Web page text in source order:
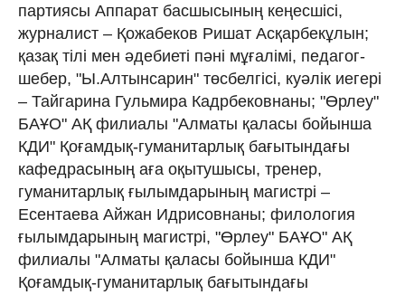
партиясы Аппарат басшысының кеңесшісі,
журналист – Қожабеков Ришат Асқарбекұлын;
қазақ тілі мен әдебиеті пәні мұғалімі, педагог-
шебер, "Ы.Алтынсарин" төсбелгісі, куәлік иегері
– Тайгарина Гульмира Кадрбековнаны; "Өрлеу"
БАҰО" АҚ филиалы "Алматы қаласы бойынша
КДИ" Қоғамдық-гуманитарлық бағытындағы
кафедрасының аға оқытушысы, тренер,
гуманитарлық ғылымдарының магистрі –
Есентаева Айжан Идрисовнаны; филология
ғылымдарының магистрі, "Өрлеу" БАҰО" АҚ
филиалы "Алматы қаласы бойынша КДИ"
Қоғамдық-гуманитарлық бағытындағы